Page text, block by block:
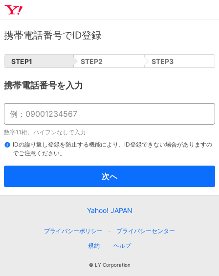
携帯電話番号でID登録
STEP1 STEP2 STEP3
携帯電話番号を入力
数字11桁、ハイフンなしで入力
IDの繰り返し登録を防止する機能により、ID登録できない場合がありますの
でご注意ください。
次へ
Yahoo! JAPAN
プライバシーポリシー
プライバシーセンター
規約
ヘルプ
© LY Corporation